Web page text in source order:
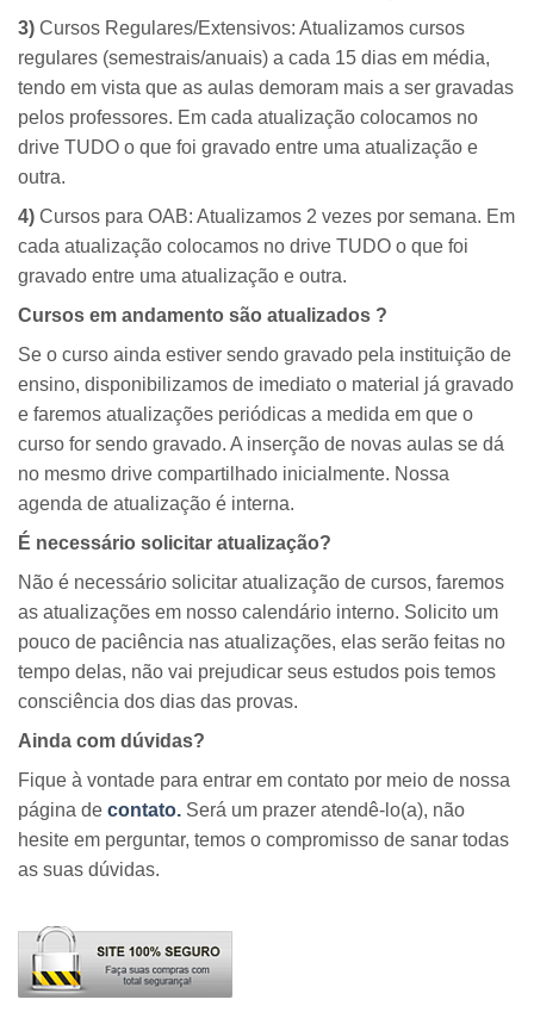
3) Cursos Regulares/Extensivos: Atualizamos cursos
regulares (semestrais/anuais) a cada 15 dias em média,
tendo em vista que as aulas demoram mais a ser gravadas
pelos professores. Em cada atualização colocamos no
drive TUDO o que foi gravado entre uma atualização e
outra.
4) Cursos para OAB: Atualizamos 2 vezes por semana. Em
cada atualização colocamos no drive TUDO o que foi
gravado entre uma atualização e outra.
Cursos em andamento são atualizados ?
Se o curso ainda estiver sendo gravado pela instituição de
ensino, disponibilizamos de imediato o material já gravado
e faremos atualizações periódicas a medida em que o
curso for sendo gravado. A inserção de novas aulas se dá
no mesmo drive compartilhado inicialmente. Nossa
agenda de atualização é interna.
É necessário solicitar atualização?
Não é necessário solicitar atualização de cursos, faremos
as atualizações em nosso calendário interno. Solicito um
pouco de paciência nas atualizações, elas serão feitas no
tempo delas, não vai prejudicar seus estudos pois temos
consciência dos dias das provas.
Ainda com dúvidas?
Fique à vontade para entrar em contato por meio de nossa
página de contato. Será um prazer atendê-lo(a), não
hesite em perguntar, temos o compromisso de sanar todas
as suas dúvidas.